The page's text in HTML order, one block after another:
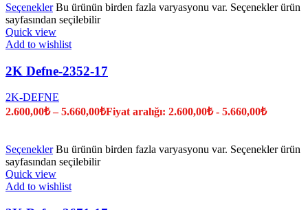
Seçenekler Bu ürünün birden fazla varyasyonu var. Seçenekler ürün
sayfasından seçilebilir
Quick view
Add to wishlist
2K Defne-2352-17
2K-DEFNE
2.600,00₺ –5.660,00₺Fiyat aralığı: 2.600,00₺ - 5.660,00₺
Seçenekler Bu ürünün birden fazla varyasyonu var. Seçenekler ürün
sayfasından seçilebilir
Quick view
Add to wishlist